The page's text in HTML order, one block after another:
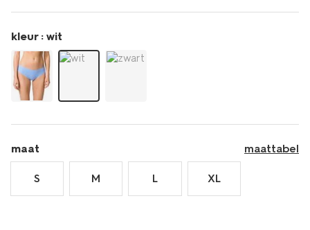
kant-
wit-
19620124WHITE.html
kleur : wit
maat maattabel
S M L XL